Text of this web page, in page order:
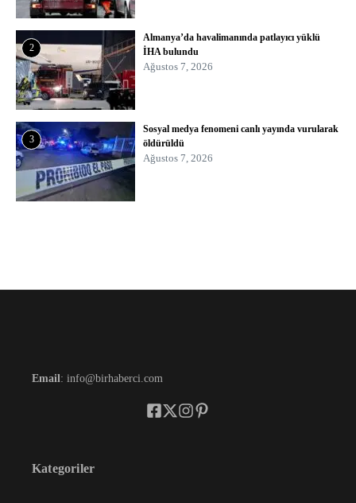
2
Almanya’da havalimanında patlayıcı yüklü
İHA bulundu
Ağustos 7, 2026
3
Sosyal medya fenomeni canlı yayında vurularak
öldürüldü
Ağustos 7, 2026
Email : info@birhaberci.com
Kategoriler